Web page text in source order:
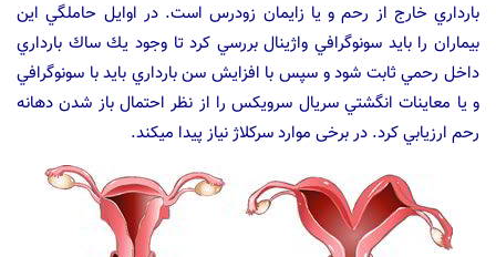
بارداري خارج از رحم و يا زايمان زودرس است. در اوايل حاملگي اين
بيماران را بايد سونوگرافي واژينال بررسي كرد تا وجود يك ساك بارداري
داخل رحمي ثابت شود و سپس با افزايش سن بارداري بايد با سونوگرافي
و يا معاينات انگشتي سريال سرويكس را از نظر احتمال باز شدن دهانه
رحم ارزيابي کرد. در برخی موارد سرکلاژ نیاز پیدا میکند.